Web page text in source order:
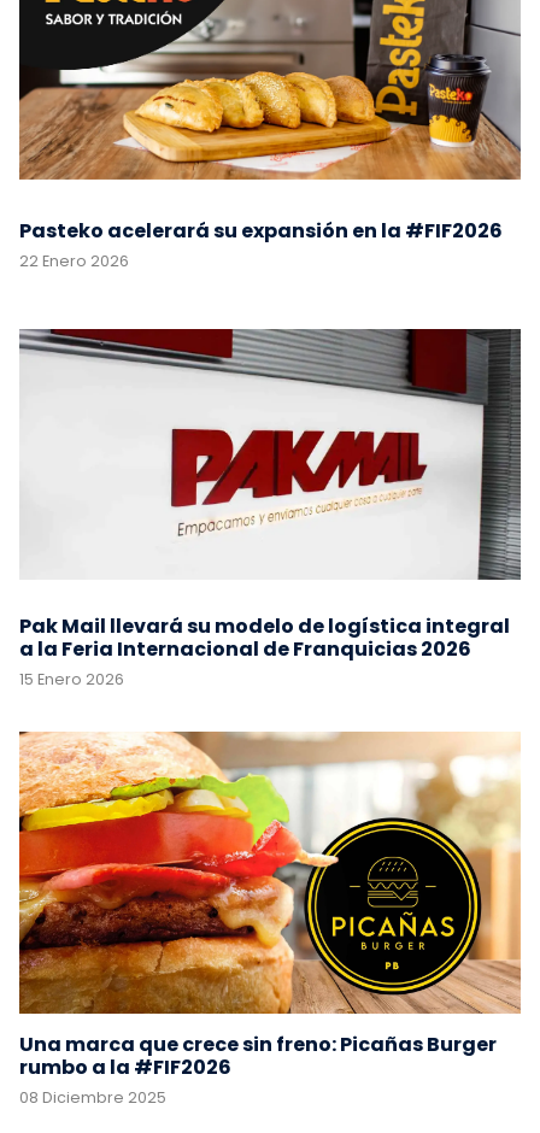
Pasteko acelerará su expansión en la #FIF2026
22 Enero 2026
Pak Mail llevará su modelo de logística integral
a la Feria Internacional de Franquicias 2026
15 Enero 2026
Una marca que crece sin freno: Picañas Burger
rumbo a la #FIF2026
08 Diciembre 2025